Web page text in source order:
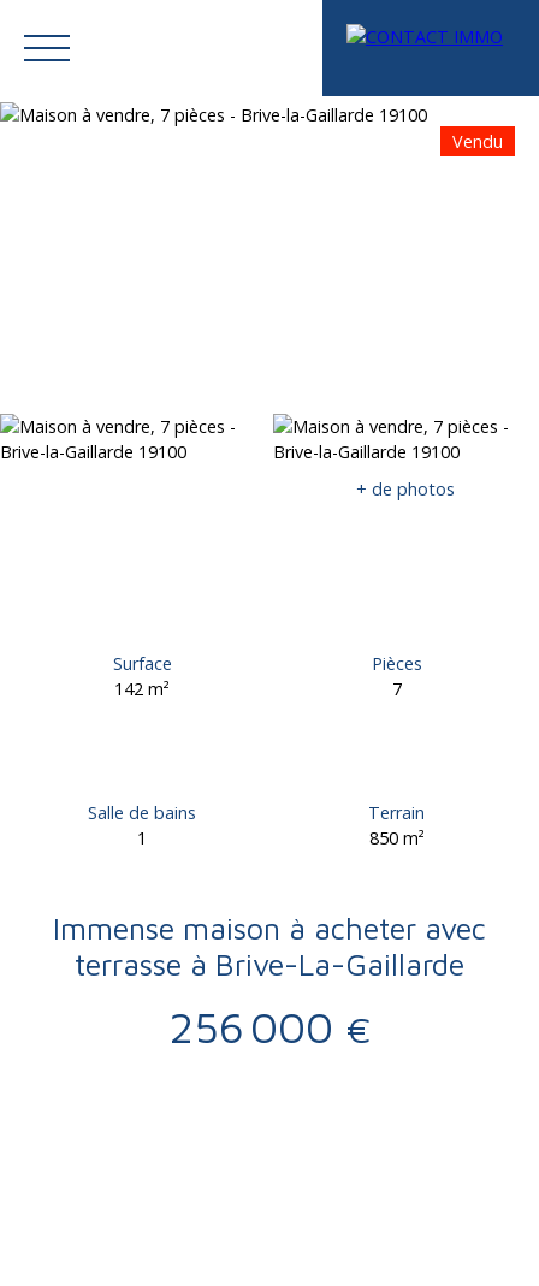
Mes favoris Espace vendeur Estimation
Vendu
+ de photos
Surface
142m²
Pièces
7
Salle de bains
1
Terrain
850 m²
Immense maison à acheter avec
terrasse à Brive-La-Gaillarde
256 000 €